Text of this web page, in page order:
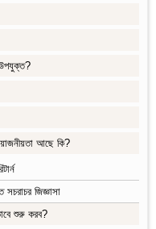
উপযুক্ত?
আছে কি?
জিজ্ঞাসা
শুরু করব?